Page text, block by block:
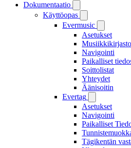
Dokumentaatio
Käyttöopas
Evermusic
Asetukset
Musiikkikirjasto
Navigointi
Paikalliset
Soittolistat
Yhteydet
Äänisoitin
Evertag
Asetukset
Navigointi
Paikalliset
Tägikentän